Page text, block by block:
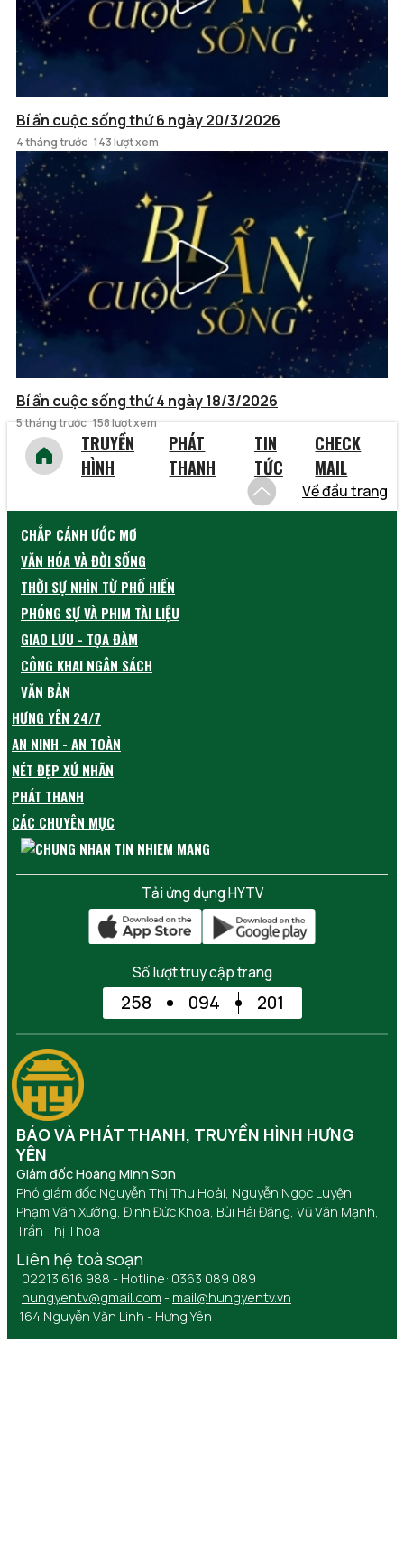
Bí ẩn cuộc sống thứ 6 ngày 20/3/2026
4 tháng trước 143 lượt xem
Bí ẩn cuộc sống thứ 4 ngày 18/3/2026
5 tháng trước 158 lượt xem
TRUYỀN
HÌNH
PHÁT
THANH
TIN
TỨC
CHECK
MAIL
Về đầu trang
CHẮP CÁNH ƯỚC MƠ
VĂN HÓA VÀ ĐỜI SỐNG
THỜI SỰ NHÌN TỪ PHỐ HIẾN
PHÓNG SỰ VÀ PHIM TÀI LIỆU
GIAO LƯU - TỌA ĐÀM
CÔNG KHAI NGÂN SÁCH
VĂN BẢN
HƯNG YÊN 24/7
AN NINH - AN TOÀN
NÉT ĐẸP XỨ NHÃN
PHÁT THANH
CÁC CHUYÊN MỤC
Tải ứng dụng HYTV
Số lượt truy cập trang
258 094 201
BÁO VÀ PHÁT THANH, TRUYỀN HÌNH HƯNG
YÊN
Giám đốc Hoàng Minh Sơn
Phó giám đốc Nguyễn Thị Thu Hoài, Nguyễn Ngọc Luyện,
Phạm Văn Xướng, Đinh Đức Khoa, Bùi Hải Đăng, Vũ Văn Mạnh,
Trần Thị Thoa
Liên hệ toà soạn
02213 616 988 - Hotline: 0363 089 089
hungyentv@gmail.com - mail@hungyentv.vn
164 Nguyễn Văn Linh - Hưng Yên